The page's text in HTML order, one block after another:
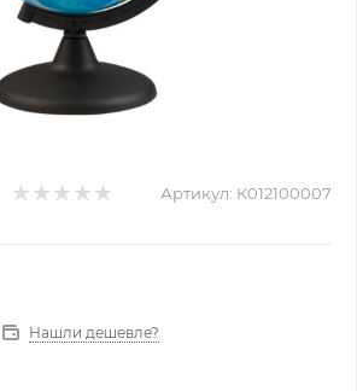
Артикул: К012100007
Нашли дешевле?